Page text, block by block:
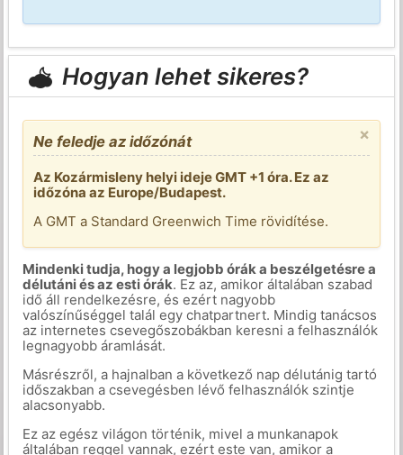
Hogyan lehet sikeres?
×
Ne feledje az időzónát
Az Kozármisleny helyi ideje GMT +1 óra. Ez az
időzóna az Europe/Budapest.
A GMT a Standard Greenwich Time rövidítése.
Mindenki tudja, hogy a legjobb órák a beszélgetésre a
délutáni és az esti órák. Ez az, amikor általában szabad
idő áll rendelkezésre, és ezért nagyobb
valószínűséggel talál egy chatpartnert. Mindig tanácsos
az internetes csevegőszobákban keresni a felhasználók
legnagyobb áramlását.
Másrészről, a hajnalban a következő nap délutánig tartó
időszakban a csevegésben lévő felhasználók szintje
alacsonyabb.
Ez az egész világon történik, mivel a munkanapok
általában reggel vannak, ezért este van, amikor a